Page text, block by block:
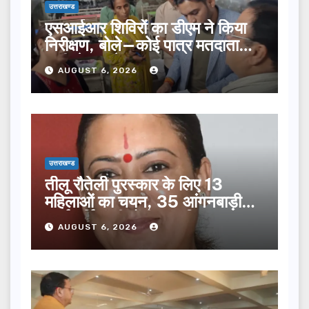
उत्तराखण्ड
एसआईआर शिविरों का डीएम ने किया
निरीक्षण, बोले—कोई पात्र मतदाता
सूची से न छूटे…
AUGUST 6, 2026
उत्तराखण्ड
तीलू रौतेली पुरस्कार के लिए 13
महिलाओं का चयन, 35 आंगनबाड़ी
कार्यकर्तियां भी होंगी सम्मानित…
AUGUST 6, 2026